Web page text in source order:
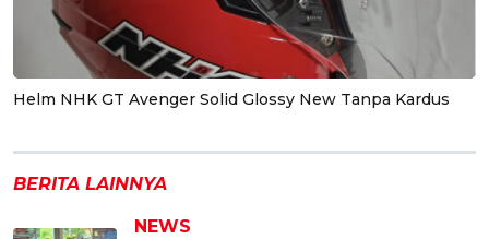
Helm NHK GT Avenger Solid Glossy New Tanpa Kardus
BERITA LAINNYA
NEWS